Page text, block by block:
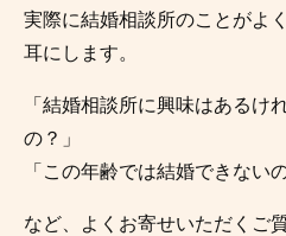
実際に結婚相談所のことがよ
耳にします。
「結婚相談所に興味はあるけ
の？」
「この年齢では結婚できない
など、よくお寄せいただくご